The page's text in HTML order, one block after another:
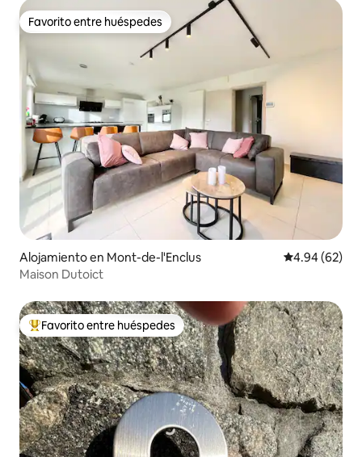
Favorito entre huéspedes
Favorito entre huéspedes
Alojamiento en Mont-de-l'Enclus Calificación
4.94 (62)
Maison Dutoict
Favorito entre huéspedes preferido
Favorito entre huéspedes